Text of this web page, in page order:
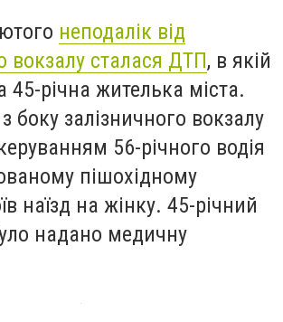
неподалік від
вокзалу сталася ДТП, в якій
45-річна жителька міста.
боку залізничного вокзалу
56-річного водія
пішохідному
наїзд на жінку. 45-річний
надано медичну